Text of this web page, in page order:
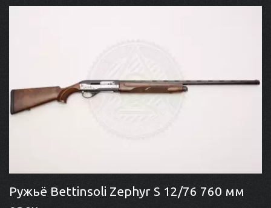
Ружьё Bettinsoli Zephyr S 12/76 760 мм